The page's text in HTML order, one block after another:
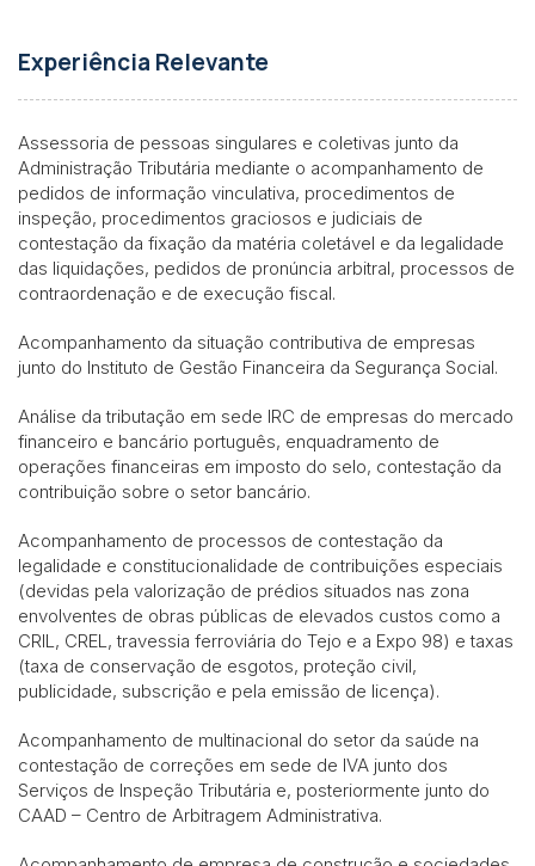
Experiência Relevante
Assessoria de pessoas singulares e coletivas junto da
Administração Tributária mediante o acompanhamento de
pedidos de informação vinculativa, procedimentos de
inspeção, procedimentos graciosos e judiciais de
contestação da fixação da matéria coletável e da legalidade
das liquidações, pedidos de pronúncia arbitral, processos de
contraordenação e de execução fiscal.
Acompanhamento da situação contributiva de empresas
junto do Instituto de Gestão Financeira da Segurança Social.
Análise da tributação em sede IRC de empresas do mercado
financeiro e bancário português, enquadramento de
operações financeiras em imposto do selo, contestação da
contribuição sobre o setor bancário.
Acompanhamento de processos de contestação da
legalidade e constitucionalidade de contribuições especiais
(devidas pela valorização de prédios situados nas zona
envolventes de obras públicas de elevados custos como a
CRIL, CREL, travessia ferroviária do Tejo e a Expo 98) e taxas
(taxa de conservação de esgotos, proteção civil,
publicidade, subscrição e pela emissão de licença).
Acompanhamento de multinacional do setor da saúde na
contestação de correções em sede de IVA junto dos
Serviços de Inspeção Tributária e, posteriormente junto do
CAAD – Centro de Arbitragem Administrativa.